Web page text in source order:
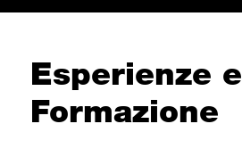
Esperienze e
Formazione